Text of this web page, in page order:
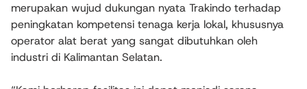
merupakan wujud dukungan nyata Trakindo terhadap
peningkatan kompetensi tenaga kerja lokal, khususnya
operator alat berat yang sangat dibutuhkan oleh
industri di Kalimantan Selatan.